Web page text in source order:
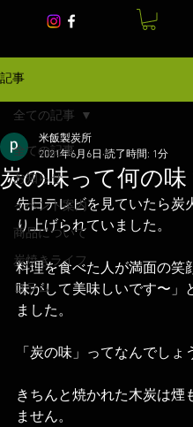
記事
全ての記事
お知らせ
イベント案内
商品について
炭焼きライフ
コラム
全ての記事
炭の味って何の味
米飯製炭所
2021年6月6日 読了時間: 1分
先日テレビを見ていたら炭
り上げられていました。
料理を食べた人が満面の笑
味がして美味しいです〜」
ました。
「炭の味」ってなんでしょ
きちんと焼かれた木炭は煙
ません。